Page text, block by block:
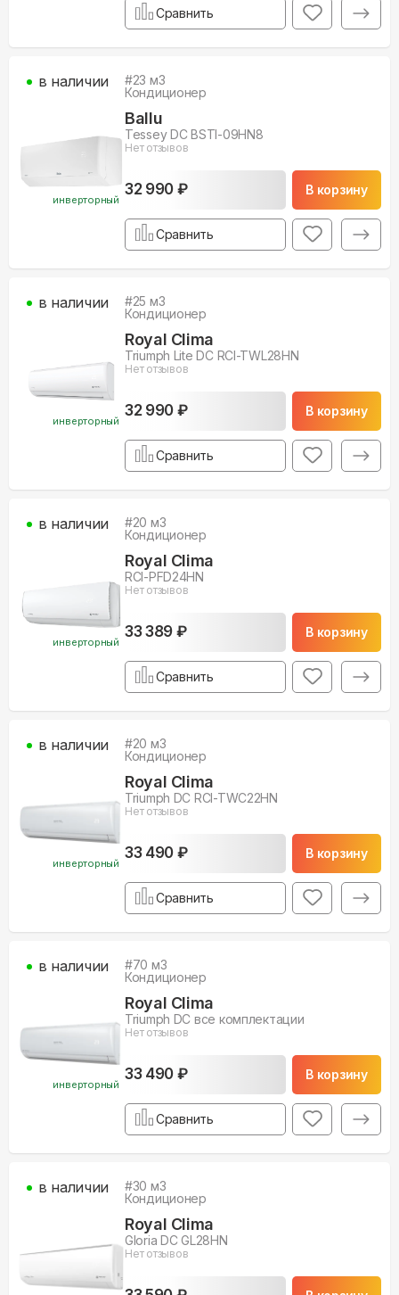
Сравнить
инверторный
#23 м3
Кондиционер
Ballu
Tessey DC BSTI-09HN8
Нет отзывов
32 990 ₽ В корзину
в наличии
Сравнить
инверторный
#25 м3
Кондиционер
Royal Clima
Triumph Lite DC RCI-TWL28HN
Нет отзывов
32 990 ₽ В корзину
в наличии
Сравнить
инверторный
#20 м3
Кондиционер
Royal Clima
RCI-PFD24HN
Нет отзывов
33 389 ₽ В корзину
в наличии
Сравнить
инверторный
#20 м3
Кондиционер
Royal Clima
Triumph DC RCI-TWC22HN
Нет отзывов
33 490 ₽ В корзину
в наличии
Сравнить
инверторный
#70 м3
Кондиционер
Royal Clima
Triumph DC все комплектации
Нет отзывов
33 490 ₽ В корзину
в наличии
Сравнить
#30 м3
Кондиционер
Royal Clima
Gloria DC GL28HN
Нет отзывов
в наличии